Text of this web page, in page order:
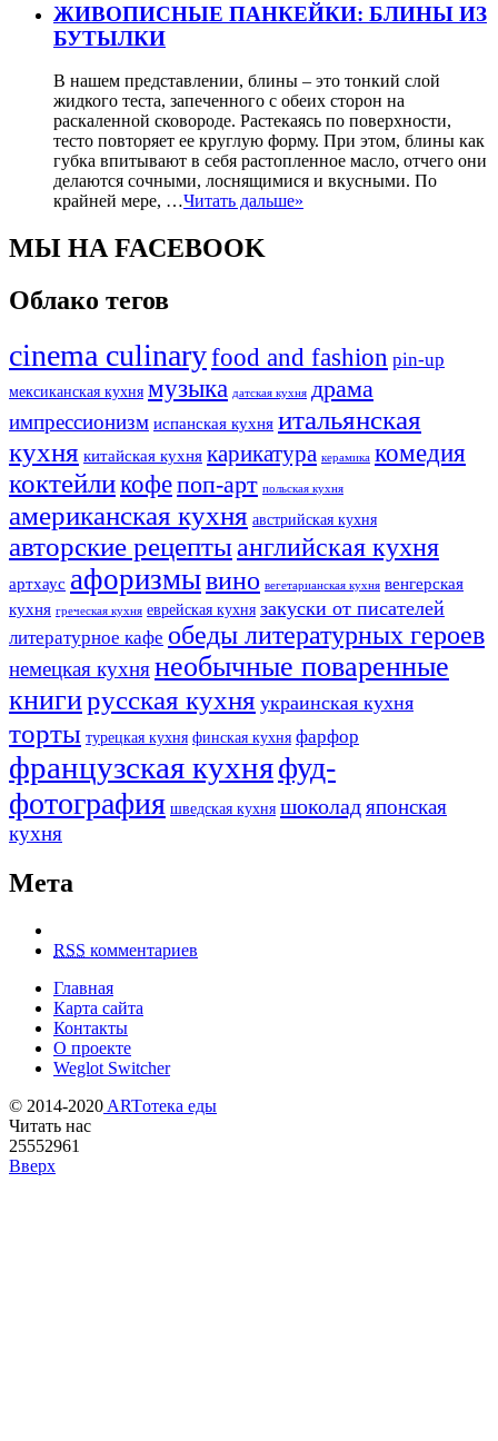
ЖИВОПИСНЫЕ ПАНКЕЙКИ: БЛИНЫ ИЗ
БУТЫЛКИ
В нашем представлении, блины – это тонкий слой
жидкого теста, запеченного с обеих сторон на
раскаленной сковороде. Растекаясь по поверхности,
тесто повторяет ее круглую форму. При этом, блины как
губка впитывают в себя растопленное масло, отчего они
делаются сочными, лоснящимися и вкусными. По
крайней мере, …Читать дальше»
МЫ НА FACEBOOK
Облако тегов
cinema culinaryfood аnd fashion pin-up
мексиканская кухня музыка датская кухня драма
импрессионизм испанская кухня итальянская
кухня китайская кухня карикатура керамика комедия
коктейликофепоп-арт польская кухня
американская кухня австрийская кухня
авторские рецептыанглийская кухня
артхаус афоризмывино вегетарианская кухня венгерская
кухня греческая кухня еврейская кухня закуски от писателей
литературное кафе обеды литературных героев
немецкая кухнянеобычные поваренные
книгирусская кухня украинская кухня
торты турецкая кухня финская кухня фарфор
французская кухняфуд-
фотография шведская кухня шоколад японская
кухня
Мета
RSS комментариев
Главная
Карта сайта
Контакты
О проекте
Weglot Switcher
© 2014-2020 ARTотека еды
Читать нас
25552961
Вверх